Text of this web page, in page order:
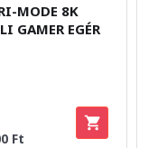
MODE 8K
GAMER EGÉR
Ft